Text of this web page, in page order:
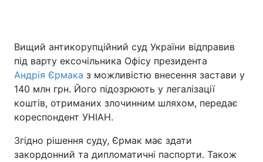
Головна Війна
Україна Політика
Економіка
Спорт Наука
Вищий антикорупційний суд України відправив
під варту ексочільника Офісу президента
Андрія Єрмака з можливістю внесення застави у
140 млн грн. Його підозрюють у легалізації
коштів, отриманих злочинним шляхом, передає
кореспондент УНІАН.
Згідно рішення суду, Єрмак має здати
закордонний та дипломатичні паспорти. Також